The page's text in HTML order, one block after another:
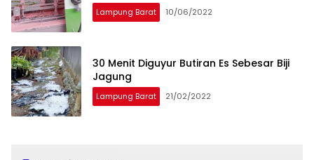
Lampung Barat 10/06/2022
30 Menit Diguyur Butiran Es Sebesar Biji
Jagung
Lampung Barat 21/02/2022